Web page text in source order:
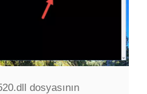
dosyasının